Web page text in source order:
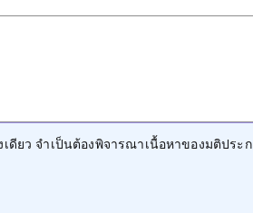
ดียว จำเป็นต้องพิจารณาเนื้อหาของมติป